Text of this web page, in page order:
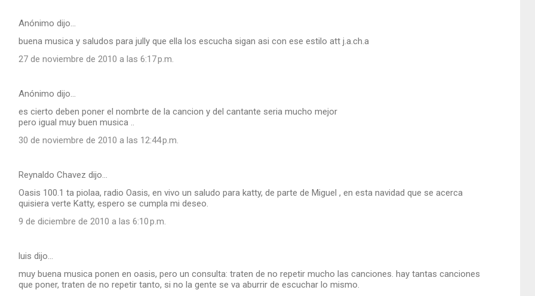
Anónimo dijo…
buena musica y saludos para jully que ella los escucha sigan asi con ese estilo att j.a.ch.a
27 de noviembre de 2010 a las 6:17 p.m.
Anónimo dijo…
es cierto deben poner el nombrte de la cancion y del cantante seria mucho mejor
pero igual muy buen musica ..
30 de noviembre de 2010 a las 12:44 p.m.
Reynaldo Chavez dijo…
Oasis 100.1 ta piolaa, radio Oasis, en vivo un saludo para katty, de parte de Miguel , en esta navidad que se acerca
quisiera verte Katty, espero se cumpla mi deseo.
9 de diciembre de 2010 a las 6:10 p.m.
luis dijo…
muy buena musica ponen en oasis, pero un consulta: traten de no repetir mucho las canciones. hay tantas canciones
que poner, traten de no repetir tanto, si no la gente se va aburrir de escuchar lo mismo.